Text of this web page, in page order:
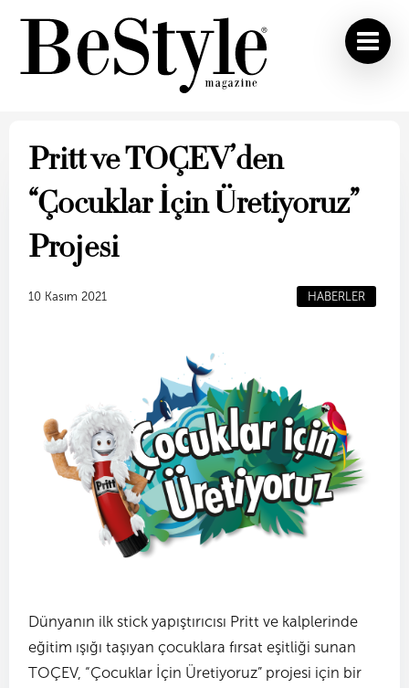
Pritt ve TOÇEV’den
“Çocuklar İçin Üretiyoruz”
Projesi
10 Kasım 2021 HABERLER
Dünyanın ilk stick yapıştırıcısı Pritt ve kalplerinde
eğitim ışığı taşıyan çocuklara fırsat eşitliği sunan
TOÇEV, “Çocuklar İçin Üretiyoruz” projesi için bir